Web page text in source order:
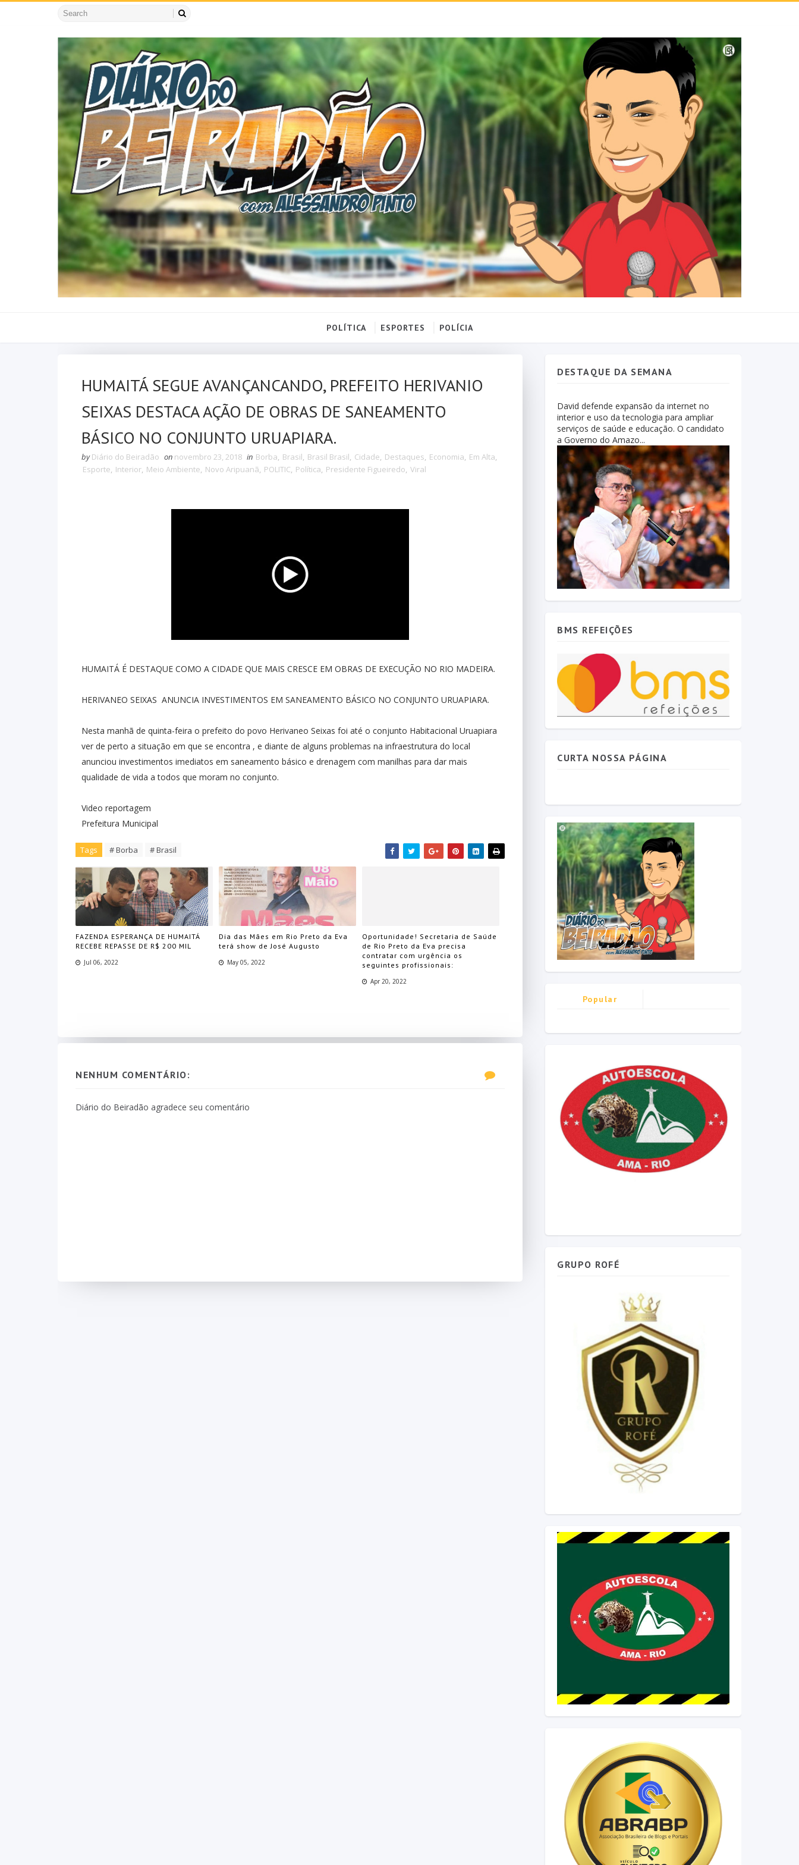
POLÍTICA ESPORTES POLÍCIA
HUMAITÁ SEGUE AVANÇANCANDO, PREFEITO HERIVANIO
SEIXAS DESTACA AÇÃO DE OBRAS DE SANEAMENTO
BÁSICO NO CONJUNTO URUAPIARA.
by Diário do Beiradão on novembro 23, 2018 in Borba, Brasil, Brasil Brasil, Cidade, Destaques, Economia, Em Alta,
Esporte, Interior, Meio Ambiente, Novo Aripuanã, POLITIC, Política, Presidente Figueiredo, Viral
HUMAITÁ É DESTAQUE COMO A CIDADE QUE MAIS CRESCE EM OBRAS DE EXECUÇÃO NO RIO MADEIRA.
HERIVANEO SEIXAS ANUNCIA INVESTIMENTOS EM SANEAMENTO BÁSICO NO CONJUNTO URUAPIARA.
Nesta manhã de quinta-feira o prefeito do povo Herivaneo Seixas foi até o conjunto Habitacional Uruapiara
ver de perto a situação em que se encontra , e diante de alguns problemas na infraestrutura do local
anunciou investimentos imediatos em saneamento básico e drenagem com manilhas para dar mais
qualidade de vida a todos que moram no conjunto.
Video reportagem
Prefeitura Municipal
Tags # Borba # Brasil
FAZENDA ESPERANÇA DE HUMAITÁ
RECEBE REPASSE DE R$ 200 MIL
Jul 06, 2022
Dia das Mães em Rio Preto da Eva
terá show de José Augusto
May 05, 2022
Oportunidade! Secretaria de Saúde
de Rio Preto da Eva precisa
contratar com urgência os
seguintes profissionais:
Apr 20, 2022
NENHUM COMENTÁRIO:
Diário do Beiradão agradece seu comentário
DESTAQUE DA SEMANA
David defende expansão da internet no
interior e uso da tecnologia para ampliar
serviços de saúde e educação. O candidato
a Governo do Amazo...
BMS REFEIÇÕES
CURTA NOSSA PÁGINA
Popular
GRUPO ROFÉ